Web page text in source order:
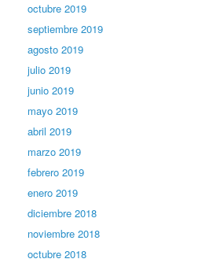
octubre 2019
septiembre 2019
agosto 2019
julio 2019
junio 2019
mayo 2019
abril 2019
marzo 2019
febrero 2019
enero 2019
diciembre 2018
noviembre 2018
octubre 2018